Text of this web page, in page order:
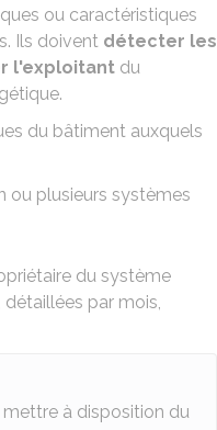
ou caractéristiques
Ils doivent détecter les
l'exploitant du
du bâtiment auxquels
ou plusieurs systèmes
du système
par mois,
à disposition du